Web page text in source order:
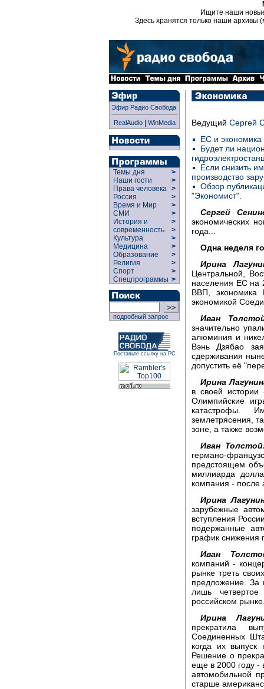
Ищите наши
Здесь хранятся только наши архивы
Эфир Радио Свобода
RealAudio| WinMedia
Темы дня
>
Наши гости
>
Права человека >
Россия
>
Время и Мир
>
СМИ
>
История и
современность
>
>
Культура
>
Медицина
>
Образование
>
Религия
>
Спорт
>
Спецпрограммы >
подробный запрос
Поставьте ссылку на РС
Ведущий Сергей
ЕС и экономика
Будет ли
Если снизить
производство
Обзор
"Экономист".
Сергей
экономических
года...
Одна неделя
Ирина
Центральной,
населения ЕС на
ВВП, экономика
экономикой
Иван
значительно
алюминия и
Вэнь Дзябао
сдерживания
допустить её
Ирина
в своей истории
Олимпийские
катастрофы.
землетрясения,
зоне, а также
Иван
германо-
предстоящем
миллиарда
компания - после
Ирина
зарубежные
вступления
подержанные
график снижения
Иван
компаний -
рынке треть
предложение. За
лишь
российском
Ирина
прекратила
Соединенных
когда их
Решение о
еще в 2000 году -
автомобильной
старше